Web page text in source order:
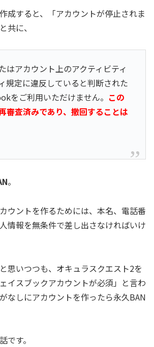
成すると、「アカウントが停止されま
共に、
はアカウント上のアクティビティ
規定に違反していると判断された
をご利用いただけません。 この
審査済みであり、撤回することは
。
ウントを作るためには、本名、電話番
情報を無条件で差し出さなければいけ
思いつつも、オキュラスクエスト2を
イスブックアカウントが必須」と言わ
なしにアカウントを作ったら永久BAN
です。